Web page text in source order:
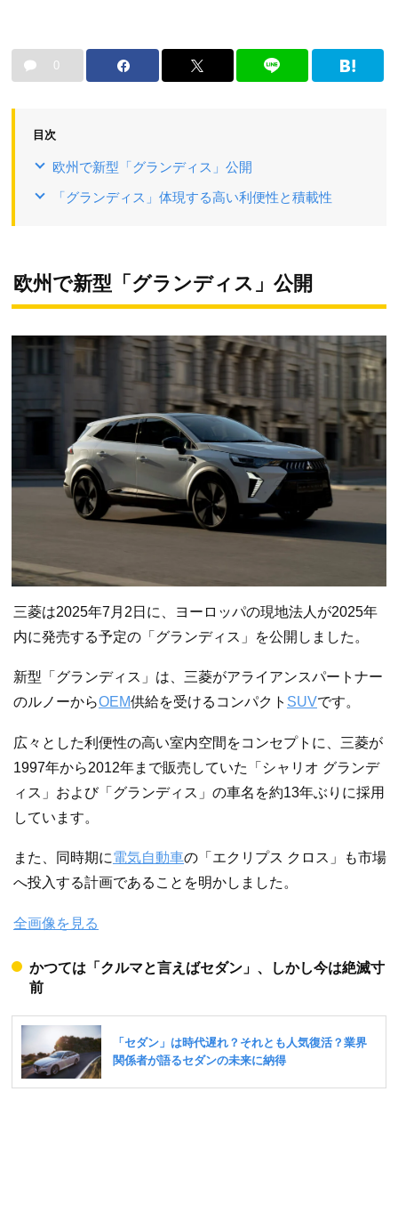
0
目次
欧州で新型「グランディス」公開
「グランディス」体現する高い利便性と積載性
欧州で新型「グランディス」公開
三菱は2025年7月2日に、ヨーロッパの現地法人が2025年
内に発売する予定の「グランディス」を公開しました。
新型「グランディス」は、三菱がアライアンスパートナー
のルノーからOEM供給を受けるコンパクト SUVです。
広々とした利便性の高い室内空間をコンセプトに、三菱が
1997年から2012年まで販売していた「シャリオ グランデ
ィス」および「グランディス」の車名を約13年ぶりに採用
しています。
また、同時期に電気自動車の「エクリプス クロス」も市場
へ投入する計画であることを明かしました。
全画像を見る
かつては「クルマと言えばセダン」、しかし今は絶滅寸
前